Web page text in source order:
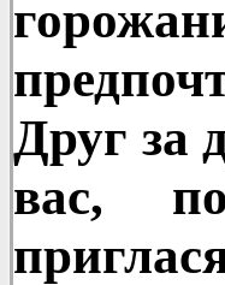
Друг за
вас,